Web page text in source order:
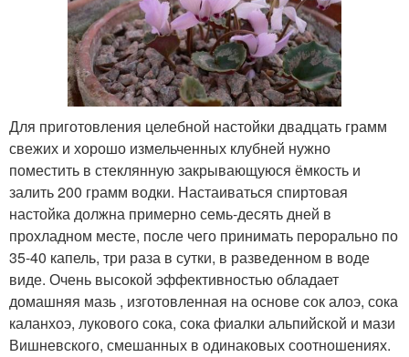
Для приготовления целебной настойки двадцать грамм
свежих и хорошо измельченных клубней нужно
поместить в стеклянную закрывающуюся ёмкость и
залить 200 грамм водки. Настаиваться спиртовая
настойка должна примерно семь-десять дней в
прохладном месте, после чего принимать перорально по
35-40 капель, три раза в сутки, в разведенном в воде
виде. Очень высокой эффективностью обладает
домашняя мазь , изготовленная на основе сок алоэ, сока
каланхоэ, лукового сока, сока фиалки альпийской и мази
Вишневского, смешанных в одинаковых соотношениях.